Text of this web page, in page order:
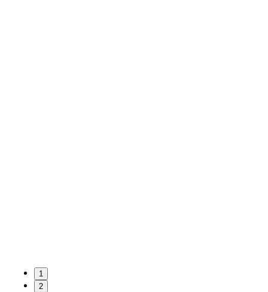
1
2